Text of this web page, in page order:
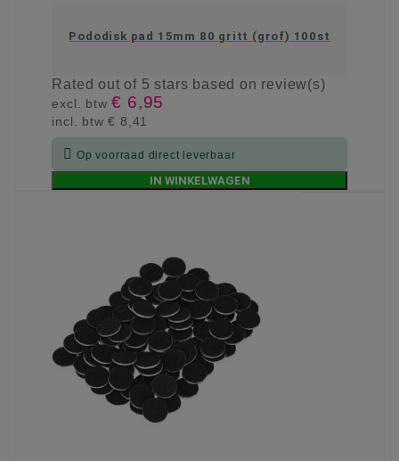
Pododisk pad 15mm 80 gritt (grof) 100st
Ratedout of 5 stars based on review(s)
excl. btw€ 6,95
incl. btw€ 8,41
 Op voorraad direct leverbaar
IN WINKELWAGEN